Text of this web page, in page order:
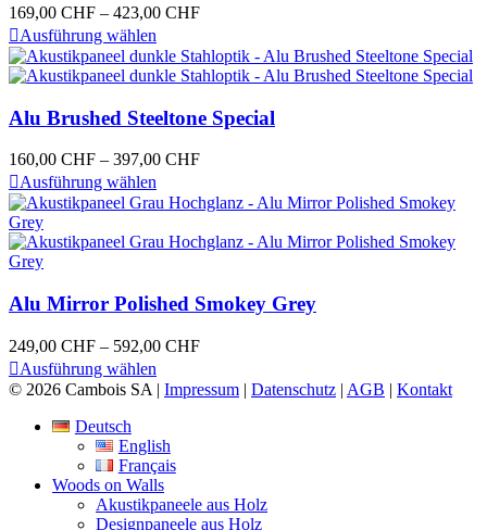
Optionen
können
auf
der
gewählt
169,00 CHF – 423,00 CHFPreisspanne:
bis
423,00 CHF
Ausführung wählen
Produkt
weist
mehrere
Varianten
auf.
Optionen
können
auf
Produktseite
Alu Brushed Steeltone Special
160,00 CHF – 397,00 CHFPreisspanne:
bis
397,00 CHF
Ausführung wählen
Produkt
weist
mehrere
Varianten
Die
Optionen
auf
der
Produktseite
Alu Mirror Polished Smokey Grey
249,00 CHF – 592,00 CHFPreisspanne:
bis
592,00 CHF
Ausführung wählen
Produkt
weist
Varianten
auf.
Die
Optionen
können
© 2026 Cambois SA | Impressum | Datenschutz | AGB | Kontakt
Deutsch
English
Français
Woods on Walls
Akustikpaneele aus Holz
Designpaneele aus Holz